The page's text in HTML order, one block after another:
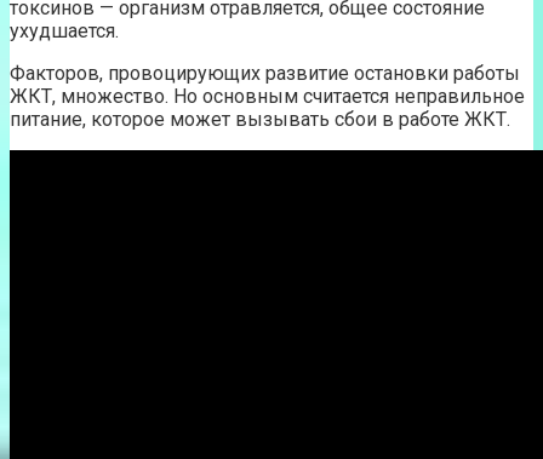
токсинов — организм отравляется, общее состояние
ухудшается.
Факторов, провоцирующих развитие остановки работы
ЖКТ, множество. Но основным считается неправильное
питание, которое может вызывать сбои в работе ЖКТ.